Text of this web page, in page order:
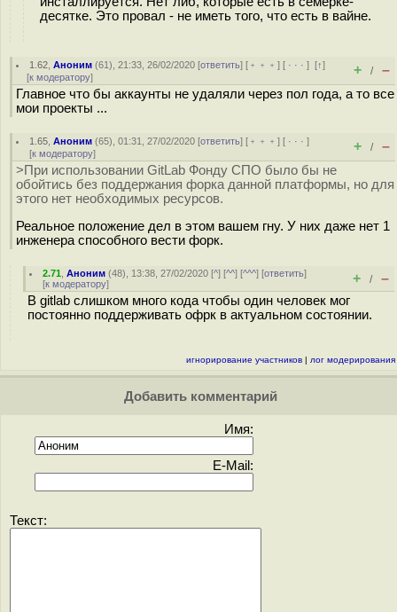
десятке. Это провал - не иметь того, что есть в вайне.
1.62 ,Аноним (61), 21:33, 26/02/2020 [ответить] [ ﹢﹢﹢] [ · · ·][↑]
[к модератору] + / –
Главное что бы аккаунты не удаляли через пол года, а то все
мои проекты ...
1.65 ,Аноним (65), 01:31, 27/02/2020 [ответить] [ ﹢﹢﹢] [ · · ·]
[к модератору] + / –
>При использовании GitLab Фонду СПО было бы не
обойтись без поддержания форка данной платформы, но для
этого нет необходимых ресурсов.
Реальное положение дел в этом вашем гну. У них даже нет 1
инженера способного вести форк.
2.71 ,Аноним (48), 13:38, 27/02/2020 [^] [^^] [^^^] [ответить]
[к модератору] + / –
В gitlab слишком много кода чтобы один человек мог
постоянно поддерживать офрк в актуальном состоянии.
игнорирование участников | лог модерирования
Добавить комментарий
Имя:
E-Mail:
Текст: